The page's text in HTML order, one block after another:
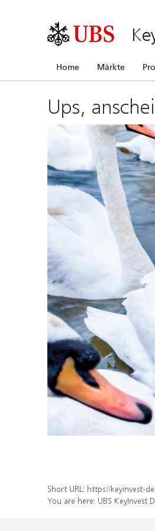
Home Märkte
Ups,
Short URL: https://keyinvest-
You are here: UBS KeyInvest